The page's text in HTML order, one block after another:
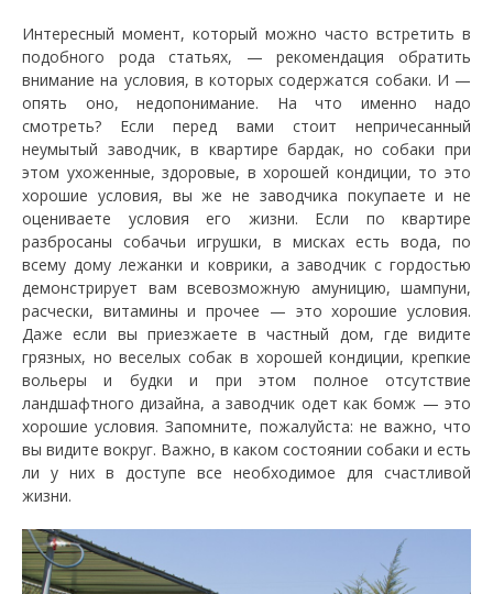
Интересный момент, который можно часто встретить в
подобного рода статьях, — рекомендация обратить
внимание на условия, в которых содержатся собаки. И —
опять оно, недопонимание. На что именно надо
смотреть? Если перед вами стоит непричесанный
неумытый заводчик, в квартире бардак, но собаки при
этом ухоженные, здоровые, в хорошей кондиции, то это
хорошие условия, вы же не заводчика покупаете и не
оцениваете условия его жизни. Если по квартире
разбросаны собачьи игрушки, в мисках есть вода, по
всему дому лежанки и коврики, а заводчик с гордостью
демонстрирует вам всевозможную амуницию, шампуни,
расчески, витамины и прочее — это хорошие условия.
Даже если вы приезжаете в частный дом, где видите
грязных, но веселых собак в хорошей кондиции, крепкие
вольеры и будки и при этом полное отсутствие
ландшафтного дизайна, а заводчик одет как бомж — это
хорошие условия. Запомните, пожалуйста: не важно, что
вы видите вокруг. Важно, в каком состоянии собаки и есть
ли у них в доступе все необходимое для счастливой
жизни.